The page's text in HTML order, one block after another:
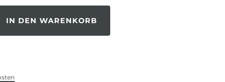
IN DEN WARENKORB